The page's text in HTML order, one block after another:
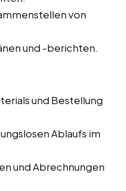
von
und -berichten.
und Bestellung
Ablaufs im
und Abrechnungen